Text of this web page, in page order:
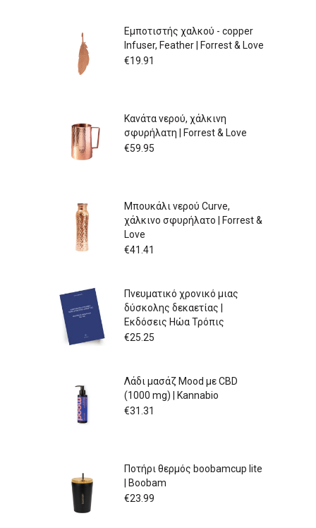
Εμποτιστής χαλκού - copper
Infuser, Feather | Forrest & Love
€19.91
Κανάτα νερού, χάλκινη
σφυρήλατη | Forrest & Love
€59.95
Μπουκάλι νερού Curve,
χάλκινο σφυρήλατο | Forrest &
Love
€41.41
Πνευματικό χρονικό μιας
δύσκολης δεκαετίας |
Εκδόσεις Ηώα Τρόπις
€25.25
Λάδι μασάζ Mood με CBD
(1000 mg) | Kannabio
€31.31
Ποτήρι θερμός boobamcup lite
| Boobam
€23.99